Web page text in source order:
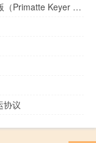
Primatte Keyer 6中文破解版 V6.0.1 免费版（Primatte Keyer 6中文破解版 V6.0.1 免费版功能简介）
协议